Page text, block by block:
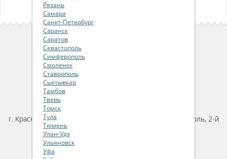
ПОЛЬЗОВАТЕЛЯМ САЙТА
Как сделать заказ
Пользовательское соглашение
Политика конфиденциальности
г. Краснодар, ул. им. Карякина, д.22, помещение 46, цоколь, 2-й
Рязань
Самара
Санкт-Петербург
Саранск
Саратов
Севастополь
Симферополь
Смоленск
Ставрополь
Сыктывкар
Тамбов
Тверь
Томск
Тула
Тюмень
Улан-Удэ
Ульяновск
Уфа